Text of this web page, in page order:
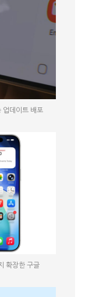
업데이트 배포
확장한 구글